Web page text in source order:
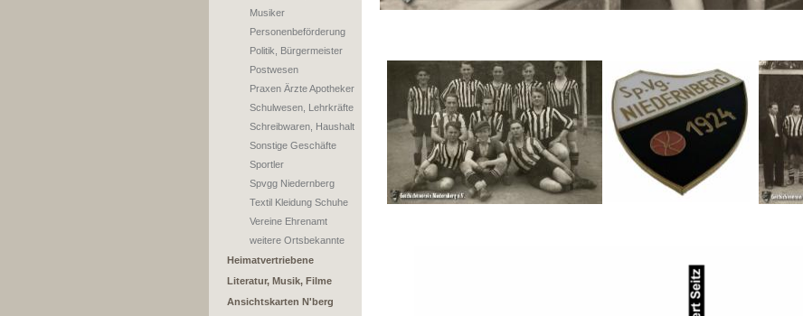
Musiker
Personenbeförderung
Politik, Bürgermeister
Postwesen
Praxen Ärzte Apotheker
Schulwesen, Lehrkräfte
Schreibwaren, Haushalt
Sonstige Geschäfte
Sportler
Spvgg Niedernberg
Textil Kleidung Schuhe
Vereine Ehrenamt
weitere Ortsbekannte
Heimatvertriebene
Literatur, Musik, Filme
Ansichtskarten N'berg